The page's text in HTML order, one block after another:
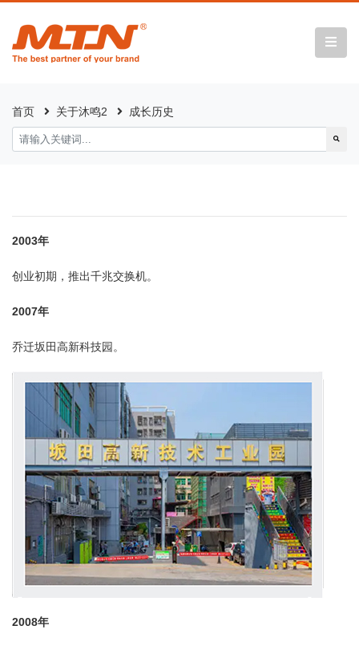
首页 关于沐鸣2 成长历史
2003年
创业初期，推出千兆交换机。
2007年
乔迁坂田高新科技园。
2008年